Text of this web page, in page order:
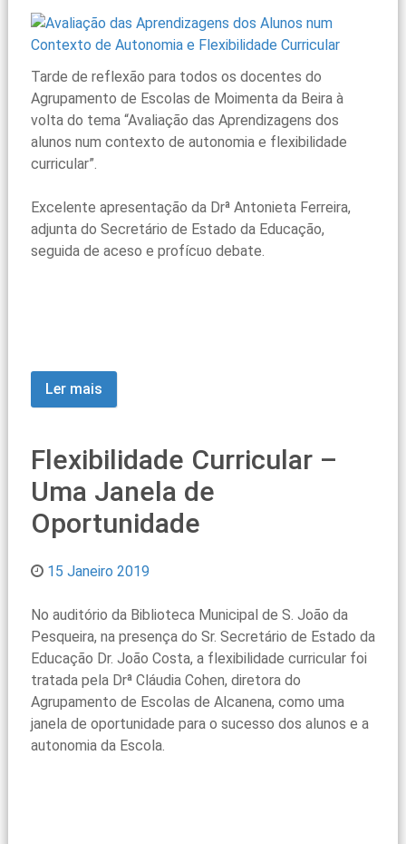
Tarde de reflexão para todos os docentes do
Agrupamento de Escolas de Moimenta da Beira à
volta do tema “Avaliação das Aprendizagens dos
alunos num contexto de autonomia e flexibilidade
curricular”.
Excelente apresentação da Drª Antonieta Ferreira,
adjunta do Secretário de Estado da Educação,
seguida de aceso e profícuo debate.
Ler mais
Flexibilidade Curricular –
Uma Janela de
Oportunidade
15 Janeiro 2019
No auditório da Biblioteca Municipal de S. João da
Pesqueira, na presença do Sr. Secretário de Estado da
Educação Dr. João Costa, a flexibilidade curricular foi
tratada pela Drª Cláudia Cohen, diretora do
Agrupamento de Escolas de Alcanena, como uma
janela de oportunidade para o sucesso dos alunos e a
autonomia da Escola.